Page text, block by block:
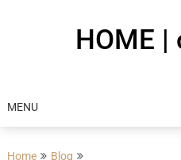
HOME |
MENU
Home
Blog